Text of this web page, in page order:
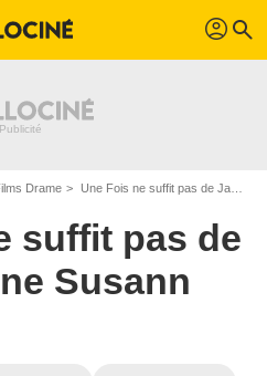
profil search
Drame Une Fois ne suffit pas de Jacqueline Susann de Guy Green
suffit pas de
Susann